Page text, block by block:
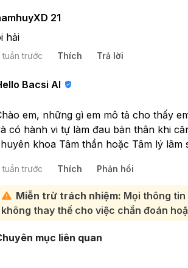
21
hải
tuần trước Thích Trả lời
Bacsi AI
em, những gì em mô tả cho thấy
có hành vi tự làm đau bản thân khi
khoa Tâm thần hoặc Tâm lý
dấu hiệu như dễ buồn/bực, suy nghĩ
cấu/ngắt tay chân, hét lớn có thể
xúc, lo âu, trầm cảm hoặc một vấn đề
định chính xác.
lúc chờ đi khám, em nên: tránh ở
cất xa vật sắc nhọn, thử hít thở chậm 4-
tuần trước Thích Phản hồi
Miễn trừ trách nhiệm: Mọi thông
không thay thế cho việc chẩn đoán
mục liên quan